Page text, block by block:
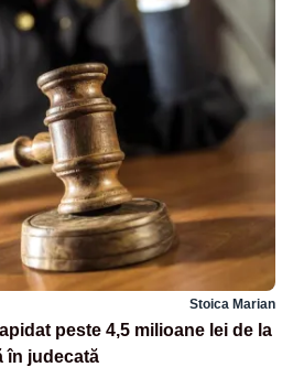
Stoica Marian
peste 4,5 milioane lei de la
în judecată